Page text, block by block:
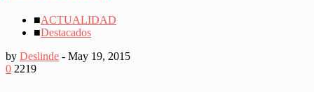
■ACTUALIDAD
■Destacados
by Deslinde - May 19, 2015
0 2219